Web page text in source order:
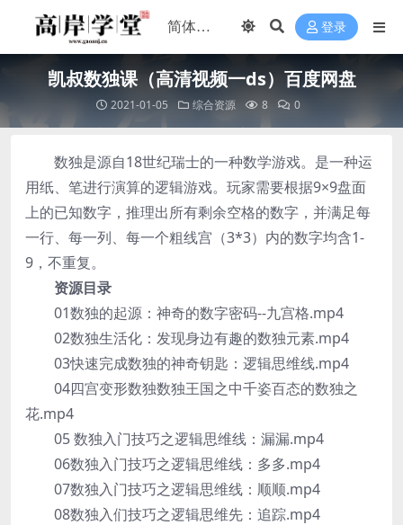
登录
凯叔数独课（高清视频一ds）百度网盘
2021-01-05 综合资源 8 0
数独是源自18世纪瑞士的一种数学游戏。是一种运
用纸、笔进行演算的逻辑游戏。玩家需要根据9×9盘面
上的已知数字，推理出所有剩余空格的数字，并满足每
一行、每一列、每一个粗线宫（3*3）内的数字均含1-
9，不重复。
资源目录
01数独的起源：神奇的数字密码--九宫格.mp4
02数独生活化：发现身边有趣的数独元素.mp4
03快速完成数独的神奇钥匙：逻辑思维线.mp4
04四宫变形数独数独王国之中千姿百态的数独之
花.mp4
05 数独入门技巧之逻辑思维线：漏漏.mp4
06数独入门技巧之逻辑思维线：多多.mp4
07数独入门技巧之逻辑思维线：顺顺.mp4
08数独入们技巧之逻辑思维先：追踪.mp4